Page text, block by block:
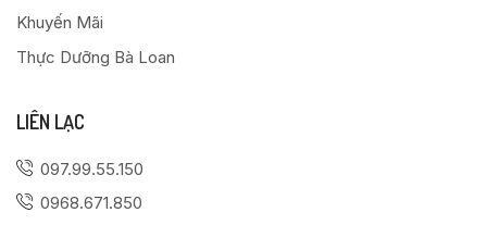
Khuyến Mãi
Thực Dưỡng Bà Loan
LIÊN LẠC
097.99.55.150
0968.671.850